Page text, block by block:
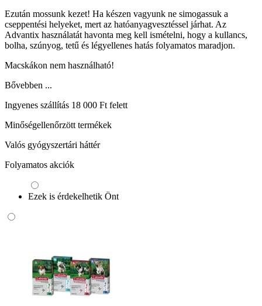
Ezután mossunk kezet! Ha készen vagyunk ne simogassuk a
cseppentési helyeket, mert az hatóanyagvesztéssel járhat. Az
Advantix használatát havonta meg kell ismételni, hogy a kullancs,
bolha, szúnyog, tetű és légyellenes hatás folyamatos maradjon.
Macskákon nem használható!
Bővebben ...
Ingyenes szállítás 18 000 Ft felett
Minőségellenőrzött termékek
Valós gyógyszertári háttér
Folyamatos akciók
Ezek is érdekelhetik Önt